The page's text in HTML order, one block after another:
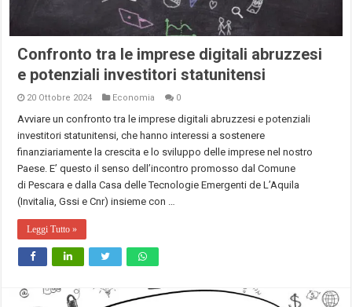
Confronto tra le imprese digitali abruzzesi
e potenziali investitori statunitensi
20 Ottobre 2024 Economia 0
Avviare un confronto tra le imprese digitali abruzzesi e potenziali
investitori statunitensi, che hanno interessi a sostenere
finanziariamente la crescita e lo sviluppo delle imprese nel nostro
Paese. E’ questo il senso dell’incontro promosso dal Comune
di Pescara e dalla Casa delle Tecnologie Emergenti de L’Aquila
(Invitalia, Gssi e Cnr) insieme con …
Leggi Tutto »